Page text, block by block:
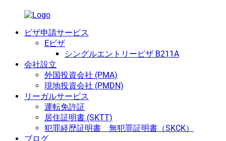
ビザ申請サービス
Eビザ
シングルエントリービザ B211A
会社設立
外国投資会社 (PMA)
現地投資会社 (PMDN)
リーガルサービス
運転免許証
居住証明書 (SKTT)
犯罪経歴証明書 無犯罪証明書（SKCK）
ブログ